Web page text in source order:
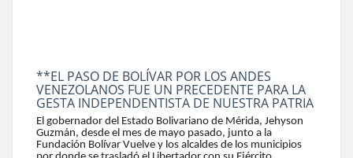
**EL PASO DE BOLÍVAR POR LOS ANDES
VENEZOLANOS FUE UN PRECEDENTE PARA LA
GESTA INDEPENDENTISTA DE NUESTRA PATRIA
El gobernador del Estado Bolivariano de Mérida, Jehyson
Guzmán, desde el mes de mayo pasado, junto a la
Fundación Bolívar Vuelve y los alcaldes de los municipios